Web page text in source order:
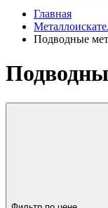
Главная
Подводные